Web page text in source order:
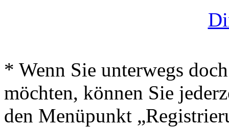
* Wenn Sie unterwegs
möchten, können Sie
den Menüpunkt